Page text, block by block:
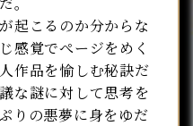
起こるのか分からな
感覚でぺージをめく
作品を愉しむ秘訣だ
な謎に対して思考を
りの悪夢に身をゆだ